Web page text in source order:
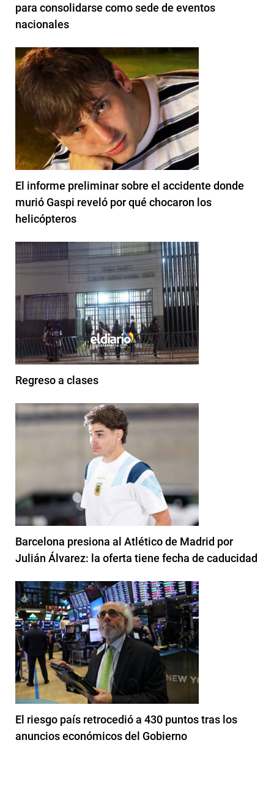
para consolidarse como sede de eventos
nacionales
El informe preliminar sobre el accidente donde
murió Gaspi reveló por qué chocaron los
helicópteros
Regreso a clases
Barcelona presiona al Atlético de Madrid por
Julián Álvarez: la oferta tiene fecha de caducidad
El riesgo país retrocedió a 430 puntos tras los
anuncios económicos del Gobierno